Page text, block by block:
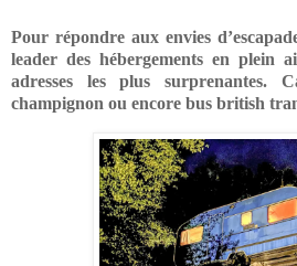
Pour répondre aux envies
leader des hébergements en plein
adresses les plus surprenantes.
champignon ou encore bus british